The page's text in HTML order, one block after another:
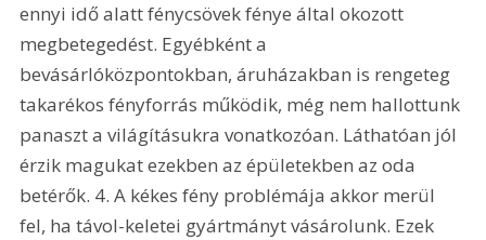
ennyi idő alatt fénycsövek fénye által okozott
megbetegedést. Egyébként a
bevásárlóközpontokban, áruházakban is rengeteg
takarékos fényforrás működik, még nem hallottunk
panaszt a világításukra vonatkozóan. Láthatóan jól
érzik magukat ezekben az épületekben az oda
betérők. 4. A kékes fény problémája akkor merül
fel, ha távol-keletei gyártmányt vásárolunk. Ezek